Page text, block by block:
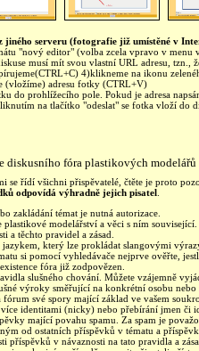
jiného serveru (fotografie již umístěné v
"nový editor" (volba zcela vpravo v
musí mít svou vlastní URL adresu, tzn.,
4)klikneme na ikonu
(vložíme) adresu fotky (CTRL+V)
do prohlížecího pole. Pokud je adresa
na tlačítko "odeslat" se fotka vloží do
diskusního fóra plastikových modelářů
se řídí všichni přispěvatelé, čtěte je proto
odpovídá výhradně jejich pisatel
zakládání témat je nutná autorizace.
plastikové modelářství a věci s ním
a těchto pravidel a zásad.
který lze prokládat slangovými
si pomocí vyhledávače nejprve ověřte,
fóra již zodpovězen.
slušného chování. Můžete vzájemně
výroky směřující na konkrétní osobu
fórum své spory mající základ ve vašem
identitami (nicky) nebo přebírání jmen či
mající povahu spamu. Za spam je
od ostatních příspěvků v tématu a
příspěvků v návaznosti na tato pravidla a